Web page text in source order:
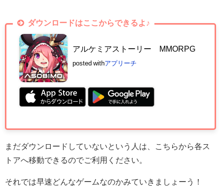
ダウンロードはここからできるよ♪
アルケミアストーリー MMORPG
posted withアプリーチ
まだダウンロードしていないという人は、こちらから各ス
トアへ移動できるのでご利用ください。
それでは早速どんなゲームなのかみていきましょーう！